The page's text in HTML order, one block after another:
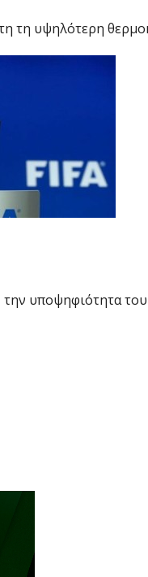
τη υψηλότερη
υποψηφιότητα του